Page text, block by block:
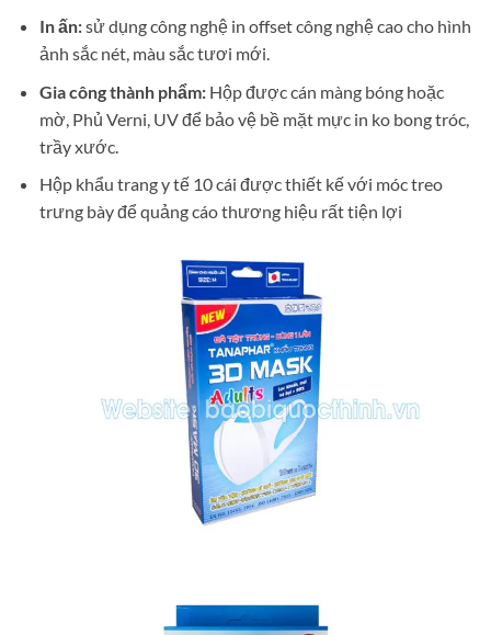
In ấn:sử dụng công nghệ in offset công nghệ cao cho hình
ảnh sắc nét, màu sắc tươi mới.
Gia công thành phẩm:Hộp được cán màng bóng hoặc
mờ, Phủ Verni, UV để bảo vệ bề mặt mực in ko bong tróc,
trầy xước.
Hộp khẩu trang y tế 10 cái được thiết kế với móc treo
trưng bày để quảng cáo thương hiệu rất tiện lợi